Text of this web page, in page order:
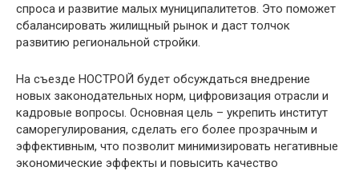
спроса и развитие малых муниципалитетов. Это поможет
сбалансировать жилищный рынок и даст толчок
развитию региональной стройки.
На съезде НОСТРОЙ будет обсуждаться внедрение
новых законодательных норм, цифровизация отрасли и
кадровые вопросы. Основная цель – укрепить институт
саморегулирования, сделать его более прозрачным и
эффективным, что позволит минимизировать негативные
экономические эффекты и повысить качество